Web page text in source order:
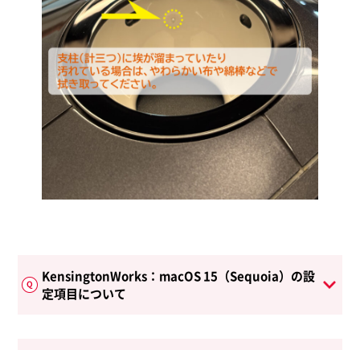
KensingtonWorks：macOS 15（Sequoia）の設
定項目について